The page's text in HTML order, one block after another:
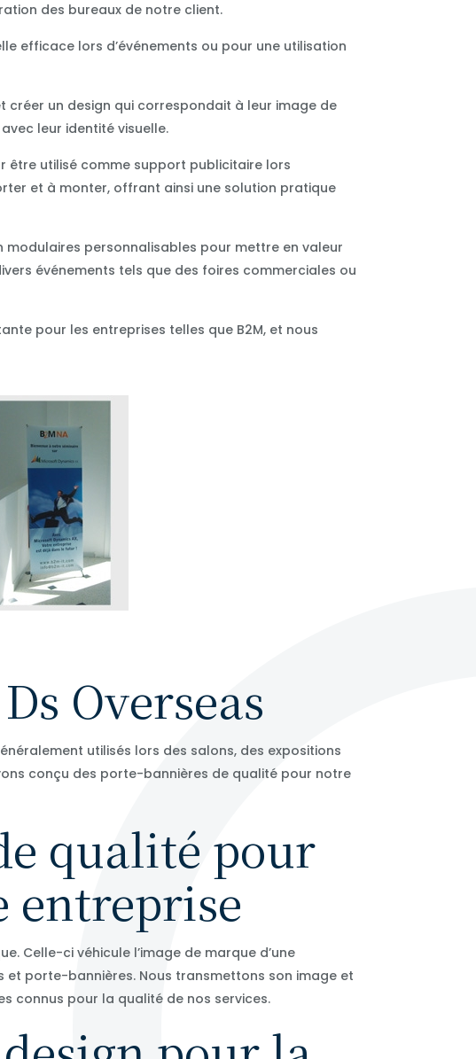
des bureaux de notre client.
efficace lors d’événements ou pour une utilisation
un design qui correspondait à leur image de
leur identité visuelle.
être utilisé comme support publicitaire lors
et à monter, offrant ainsi une solution pratique
modulaires personnalisables pour mettre en valeur
événements tels que des foires commerciales ou
pour les entreprises telles que B2M, et nous
Overseas
utilisés lors des salons, des expositions
conçu des porte-bannières de qualité pour notre
qualité pour
entreprise
Celle-ci véhicule l’image de marque d’une
porte-bannières. Nous transmettons son image et
connus pour la qualité de nos services.